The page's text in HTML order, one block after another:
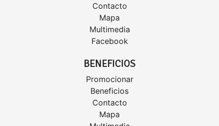
Contacto
Mapa
Multimedia
Facebook
BENEFICIOS
Promocionar
Beneficios
Contacto
Mapa